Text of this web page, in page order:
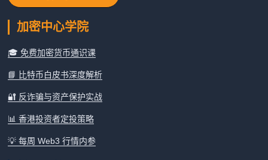
加密中心学院
🎓 免费加密货币通识课
📘 比特币白皮书深度解析
🔐 反诈骗与资产保护实战
📊 香港投资者定投策略
💡 每周 Web3 行情内参